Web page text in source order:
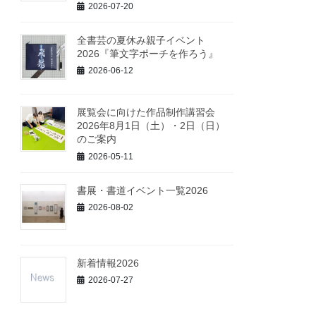
2026-07-20
全書芸の夏休み親子イベント
2026『筆文字ポーチを作ろう』
2026-06-12
展覧会に向けた作品制作講習会
2026年8月1日（土）・2日（日）
のご案内
2026-05-11
書展・書道イベント一覧2026
2026-08-02
新着情報2026
2026-07-27